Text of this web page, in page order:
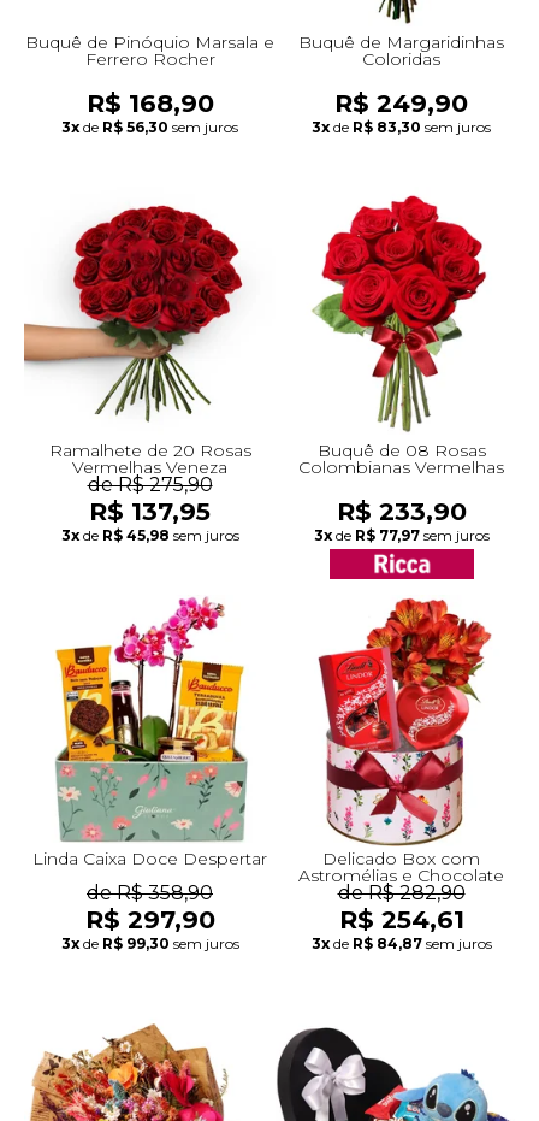
Buquê de Pinóquio Marsala e
Ferrero Rocher
R$ 168,90
3x de R$ 56,30 sem juros
Buquê de Margaridinhas
Coloridas
R$ 249,90
3x de R$ 83,30 sem juros
Ramalhete de 20 Rosas
Vermelhas Veneza
de R$ 275,90
R$ 137,95
3x de R$ 45,98 sem juros
Buquê de 08 Rosas
Colombianas Vermelhas
R$ 233,90
3x de R$ 77,97 sem juros
Linda Caixa Doce Despertar
de R$ 358,90
R$ 297,90
3x de R$ 99,30 sem juros
Delicado Box com
Astromélias e Chocolate
de R$ 282,90
R$ 254,61
3x de R$ 84,87 sem juros